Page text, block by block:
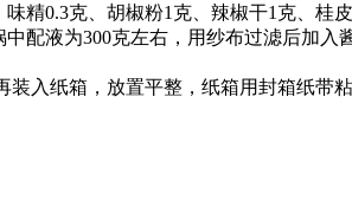
味精0.3克、胡椒粉1 克、辣椒干1 克、桂皮
中配液为300克左右，用纱布过滤后加入
入纸箱，放置平整，纸箱用封箱纸带